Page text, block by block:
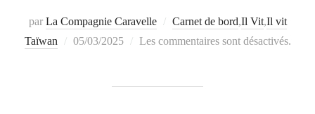
par La Compagnie Caravelle Carnet de bord,Il Vit,Il vit
Taïwan
Publié
05/03/2025 Les commentaires sont désactivés.